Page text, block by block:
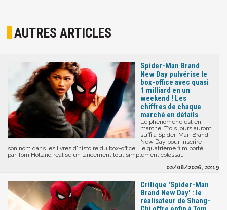
AUTRES ARTICLES
Spider-Man Brand
New Day pulvérise le
box-office avec quasi
1 milliard en un
weekend ! Les
chiffres de chaque
marché en détails
Le phénomène est en
marche. Trois jours auront
suffi à Spider-Man Brand
New Day pour inscrire
son nom dans les livres d'histoire du box-office. Le quatrième film porté
par Tom Holland réalise un lancement tout simplement colossal.
02/08/2026, 22:19
Critique 'Spider-Man
Brand New Day' : le
réalisateur de Shang-